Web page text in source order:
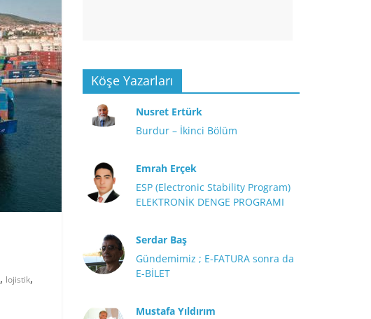
, lojistik,
Köşe Yazarları
Nusret Ertürk
Burdur – İkinci Bölüm
Emrah Erçek
ESP (Electronic Stability Program)
ELEKTRONİK DENGE PROGRAMI
Serdar Baş
Gündemimiz ; E-FATURA sonra da
E-BİLET
Mustafa Yıldırım